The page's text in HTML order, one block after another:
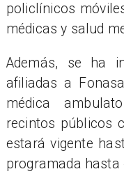
policlínicos
médicas y salud
Además, se ha
afiliadas a
médica
recintos públicos
estará vigente
programada hasta